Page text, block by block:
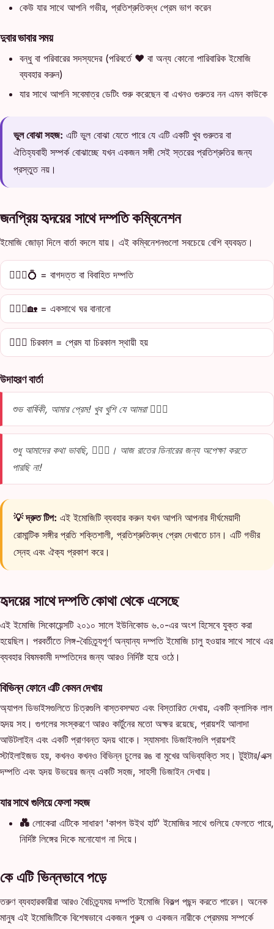
কেউ যার সাথে আপনি গভীর, প্রতিশ্রুতিবদ্ধ প্রেম ভাগ করেন
দুবার ভাবার সময়
বন্ধু বা পরিবারের সদস্যদের (পরিবর্তে ❤️ বা অন্য কোনো পারিবারিক ইমোজি
ব্যবহার করুন)
যার সাথে আপনি সবেমাত্র ডেটিং শুরু করেছেন বা এখনও গুরুতর নন এমন কাউকে
ভুল বোঝা সহজ: এটি ভুল বোঝা যেতে পারে যে এটি একটি খুব গুরুতর বা
ঐতিহ্যবাহী সম্পর্ক বোঝাচ্ছে যখন একজন সঙ্গী সেই স্তরের প্রতিশ্রুতির জন্য
প্রস্তুত নয়।
জনপ্রিয় হৃদয়ের সাথে দম্পতি কম্বিনেশন
ইমোজি জোড়া দিলে বার্তা বদলে যায়। এই কম্বিনেশনগুলো সবচেয়ে বেশি ব্যবহৃত।
👩‍❤️‍👨💍 = বাগদত্ত বা বিবাহিত দম্পতি
👩‍❤️‍👨🏡 = একসাথে ঘর বানানো
👩‍❤️‍👨 চিরকাল = প্রেম যা চিরকাল স্থায়ী হয়
উদাহরণ বার্তা
শুভ বার্ষিকী, আমার প্রেম! খুব খুশি যে আমরা 👩‍❤️‍👨
শুধু আমাদের কথা ভাবছি, 👩‍❤️‍👨। আজ রাতের ডিনারের জন্য অপেক্ষা করতে
পারছি না!
💡 দ্রুত টিপ: এই ইমোজিটি ব্যবহার করুন যখন আপনি আপনার দীর্ঘমেয়াদী
রোমান্টিক সঙ্গীর প্রতি শক্তিশালী, প্রতিশ্রুতিবদ্ধ প্রেম দেখাতে চান। এটি গভীর
স্নেহ এবং ঐক্য প্রকাশ করে।
হৃদয়ের সাথে দম্পতি কোথা থেকে এসেছে
এই ইমোজি সিকোয়েন্সটি ২০১০ সালে ইউনিকোড ৬.০-এর অংশ হিসেবে যুক্ত করা
হয়েছিল। পরবর্তীতে লিঙ্গ-বৈচিত্র্যপূর্ণ অন্যান্য দম্পতি ইমোজি চালু হওয়ার সাথে সাথে এর
ব্যবহার বিষমকামী দম্পতিদের জন্য আরও নির্দিষ্ট হয়ে ওঠে।
বিভিন্ন ফোনে এটি কেমন দেখায়
অ্যাপল ডিভাইসগুলিতে চিত্রগুলি বাস্তবসম্মত এবং বিস্তারিত দেখায়, একটি ক্লাসিক লাল
হৃদয় সহ। গুগলের সংস্করণে আরও কার্টুনের মতো অক্ষর রয়েছে, প্রায়শই আলাদা
আউটলাইন এবং একটি প্রাণবন্ত হৃদয় থাকে। স্যামসাং ডিজাইনগুলি প্রায়শই
স্টাইলাইজড হয়, কখনও কখনও বিভিন্ন চুলের রঙ বা মুখের অভিব্যক্তি সহ। টুইটার/এক্স
দম্পতি এবং হৃদয় উভয়ের জন্য একটি সহজ, সাহসী ডিজাইন দেখায়।
যার সাথে গুলিয়ে ফেলা সহজ
💑 লোকেরা এটিকে সাধারণ 'কাপল উইথ হার্ট' ইমোজির সাথে গুলিয়ে ফেলতে পারে,
নির্দিষ্ট লিঙ্গের দিকে মনোযোগ না দিয়ে।
কে এটি ভিন্নভাবে পড়ে
তরুণ ব্যবহারকারীরা আরও বৈচিত্র্যময় দম্পতি ইমোজি বিকল্প পছন্দ করতে পারেন। অনেক
মানুষ এই ইমোজিটিকে বিশেষভাবে একজন পুরুষ ও একজন নারীকে প্রেমময় সম্পর্কে